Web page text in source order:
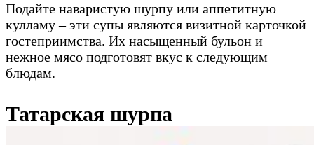
Подайте наваристую шурпу или аппетитную
кулламу – эти супы являются визитной карточкой
гостеприимства. Их насыщенный бульон и
нежное мясо подготовят вкус к следующим
блюдам.
Татарская шурпа